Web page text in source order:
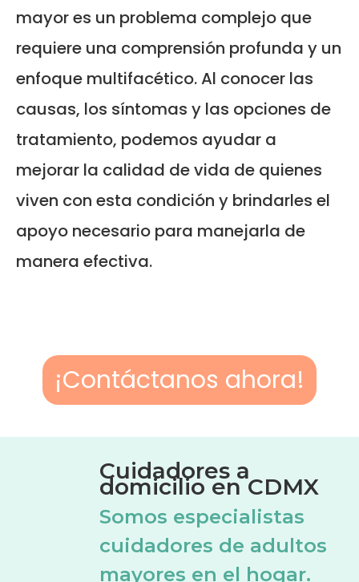
mayor es un problema complejo que
requiere una comprensión profunda y un
enfoque multifacético. Al conocer las
causas, los síntomas y las opciones de
tratamiento, podemos ayudar a
mejorar la calidad de vida de quienes
viven con esta condición y brindarles el
apoyo necesario para manejarla de
manera efectiva.
¡Contáctanos ahora!
Cuidadores a
domicilio en CDMX
Somos especialistas
cuidadores de adultos
mayores en el hogar.